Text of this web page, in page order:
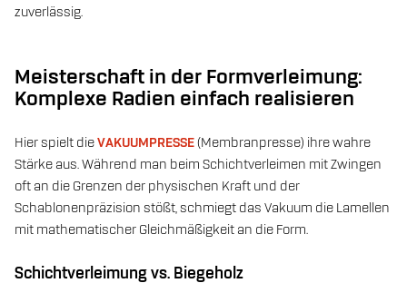
zuverlässig.
Meisterschaft in der Formverleimung:
Komplexe Radien einfach realisieren
Hier spielt dieVAKUUMPRESSE(Membranpresse) ihre wahre
Stärke aus. Während man beim Schichtverleimen mit Zwingen
oft an die Grenzen der physischen Kraft und der
Schablonenpräzision stößt, schmiegt das Vakuum die Lamellen
mit mathematischer Gleichmäßigkeit an die Form.
Schichtverleimung vs. Biegeholz